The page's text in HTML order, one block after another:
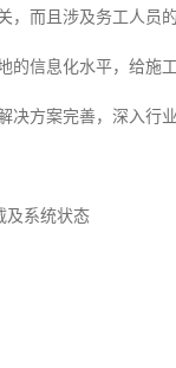
，而且涉及务工人
的信息化水平，给
方案完善，深入行业
及系统状态